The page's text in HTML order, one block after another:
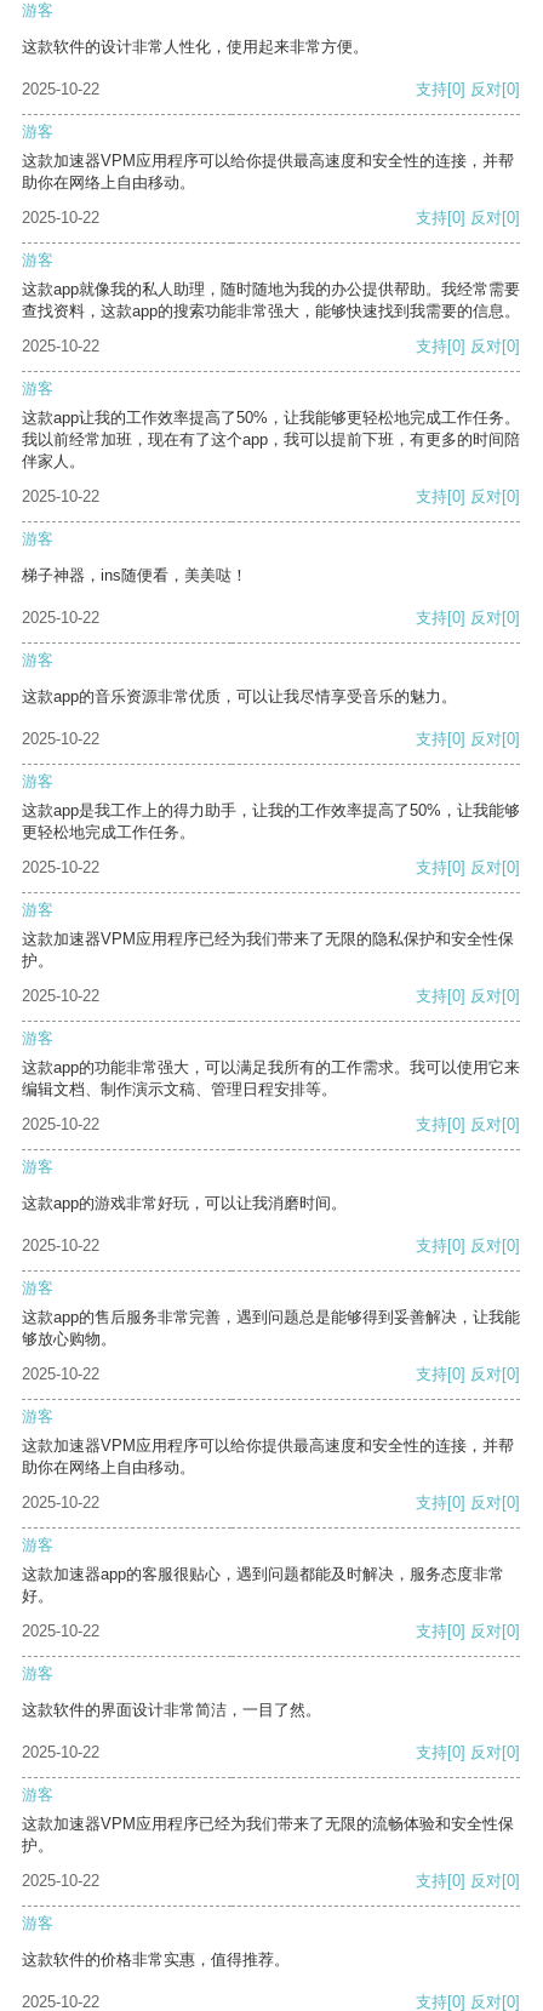
游客
这款软件的设计非常人性化，使用起来非常方便。
2025-10-22 支持[0] 反对[0]
游客
这款加速器VPM应用程序可以给你提供最高速度和安全性的连接，并帮
助你在网络上自由移动。
2025-10-22
支持[0] 反对[0]
游客
这款app就像我的私人助理，随时随地为我的办公提供帮助。我经常需要
查找资料，这款app的搜索功能非常强大，能够快速找到我需要的信息。
2025-10-22
支持[0] 反对[0]
游客
这款app让我的工作效率提高了50%，让我能够更轻松地完成工作任务。
我以前经常加班，现在有了这个app，我可以提前下班，有更多的时间陪
伴家人。
2025-10-22
支持[0] 反对[0]
游客
梯子神器，ins随便看，美美哒！
2025-10-22 支持[0] 反对[0]
游客
这款app的音乐资源非常优质，可以让我尽情享受音乐的魅力。
2025-10-22 支持[0] 反对[0]
游客
这款app是我工作上的得力助手，让我的工作效率提高了50%，让我能够
更轻松地完成工作任务。
2025-10-22
支持[0] 反对[0]
游客
这款加速器VPM应用程序已经为我们带来了无限的隐私保护和安全性保
护。
2025-10-22
支持[0] 反对[0]
游客
这款app的功能非常强大，可以满足我所有的工作需求。我可以使用它来
编辑文档、制作演示文稿、管理日程安排等。
2025-10-22
支持[0] 反对[0]
游客
这款app的游戏非常好玩，可以让我消磨时间。
2025-10-22 支持[0] 反对[0]
游客
这款app的售后服务非常完善，遇到问题总是能够得到妥善解决，让我能
够放心购物。
2025-10-22
支持[0] 反对[0]
游客
这款加速器VPM应用程序可以给你提供最高速度和安全性的连接，并帮
助你在网络上自由移动。
2025-10-22
支持[0] 反对[0]
游客
这款加速器app的客服很贴心，遇到问题都能及时解决，服务态度非常
好。
2025-10-22
支持[0] 反对[0]
游客
这款软件的界面设计非常简洁，一目了然。
2025-10-22 支持[0] 反对[0]
游客
这款加速器VPM应用程序已经为我们带来了无限的流畅体验和安全性保
护。
2025-10-22
支持[0] 反对[0]
游客
这款软件的价格非常实惠，值得推荐。
2025-10-22 支持[0] 反对[0]